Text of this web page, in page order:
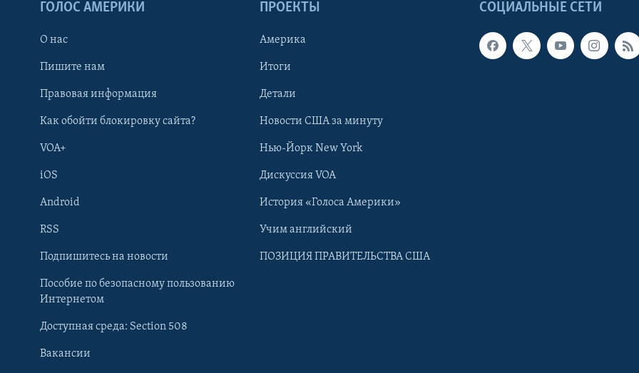
Learning English
СОЦИАЛЬНЫЕ СЕТИ
ГОЛОС АМЕРИКИ
О нас
Пишите нам
Правовая информация
Как обойти блокировку сайта?
VOA+
iOS
Android
RSS
Подпишитесь на новости
Пособие по безопасному пользованию
Интернетом
Доступная среда: Section 508
Вакансии
ПРОЕКТЫ
Америка
Итоги
Детали
Новости США за минуту
Нью-Йорк New York
Дискуссия VOA
История «Голоса Америки»
Учим английский
ПОЗИЦИЯ ПРАВИТЕЛЬСТВА США